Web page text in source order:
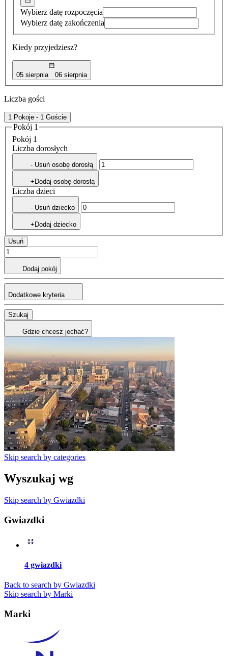
Wybierz datę rozpoczęcia
Wybierz datę zakończenia
Kiedy przyjedziesz?
05 sierpnia 06 sierpnia
Liczba gości
1 Pokoje - 1 Goście
Pokój 1
Pokój 1
Liczba dorosłych
- Usuń osobę dorosłą
+Dodaj osobę dorosłą
Liczba dzieci
- Usuń dziecko
+Dodaj dziecko
Usuń
Dodaj pokój
Dodatkowe kryteria
Szukaj
Gdzie chcesz jechać?
Skip search by categories
Wyszukaj wg
Skip search by Gwiazdki
Gwiazdki
4 gwiazdki
Back to search by Gwiazdki
Skip search by Marki
Marki